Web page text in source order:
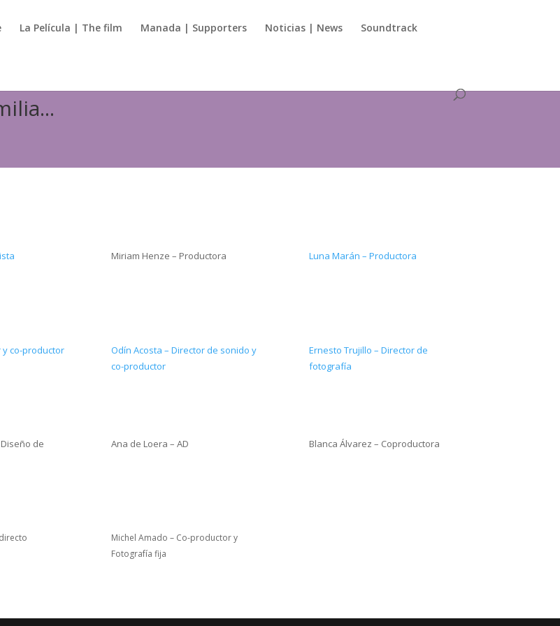
La Película | The film Manada | Supporters Noticias | News Soundtrack
Miriam Henze – Productora Luna Marán – Productora
y co-productor
Odín Acosta – Director de sonido y
co-productor
Ernesto Trujillo – Director de
fotografía
de
Ana de Loera – AD Blanca Álvarez – Coproductora
Michel Amado – Co-productor y
Fotografía fija